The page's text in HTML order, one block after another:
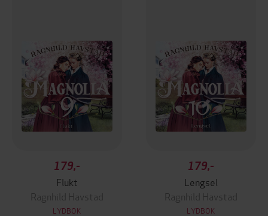
179,-
Flukt
Ragnhild Havstad
LYDBOK
179,-
Lengsel
Ragnhild Havstad
LYDBOK